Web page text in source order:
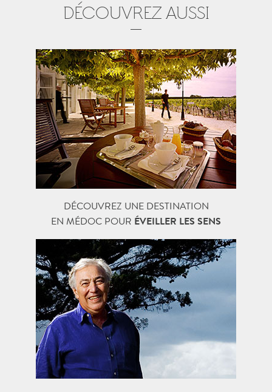
DÉCOUVREZ AUSSI
DÉCOUVREZ UNE DESTINATION
EN MÉDOC POUR ÉVEILLER LES SENS